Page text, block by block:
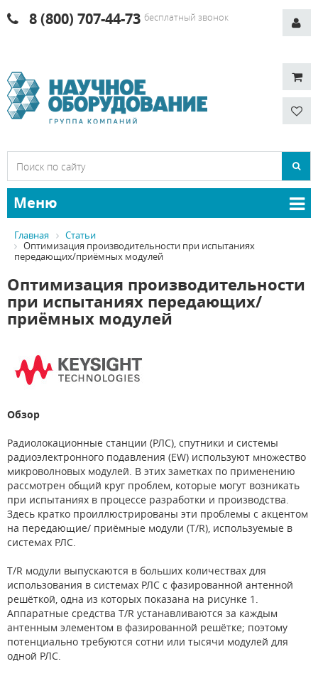
8 (800) 707-44-73 бесплатный звонок
Меню
Главная
Статьи
Оптимизация производительности при испытаниях
передающих/приёмных модулей
Оптимизация производительности
при испытаниях передающих/
приёмных модулей
Обзор
Радиолокационные станции (РЛС), спутники и системы
радиоэлектронного подавления (EW) используют множество
микроволновых модулей. В этих заметках по применению
рассмотрен общий круг проблем, которые могут возникать
при испытаниях в процессе разработки и производства.
Здесь кратко проиллюстрированы эти проблемы с акцентом
на передающие/ приёмные модули (T/R), используемые в
системах РЛС.
T/R модули выпускаются в больших количествах для
использования в системах РЛС с фазированной антенной
решёткой, одна из которых показана на рисунке 1.
Аппаратные средства T/R устанавливаются за каждым
антенным элементом в фазированной решётке; поэтому
потенциально требуются сотни или тысячи модулей для
одной РЛС.